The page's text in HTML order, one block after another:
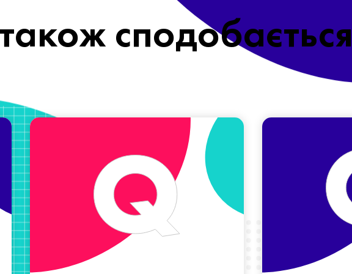
сподобається